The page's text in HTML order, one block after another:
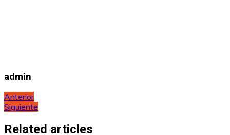
admin
Navegación
de
entradas
Anterior
Siguiente
Related articles